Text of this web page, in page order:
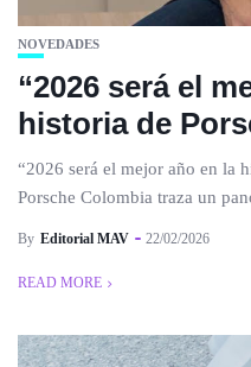
NOVEDADES
“2026 será el
historia de
“2026 será el mejor año en la
Porsche Colombia traza un
By Editorial MAV 22/02/2026
READ MORE